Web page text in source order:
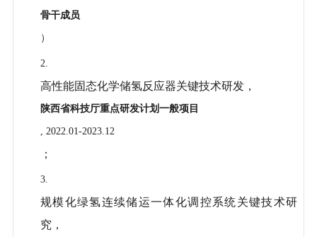
骨干成员
）
2.
高性能固态化学储氢反应器关键技术研发，
陕西省科技厅重点研发计划一般项目
, 2022.01-2023.12
；
3.
规模化绿氢连续储运一体化调控系统关键技术研
究，